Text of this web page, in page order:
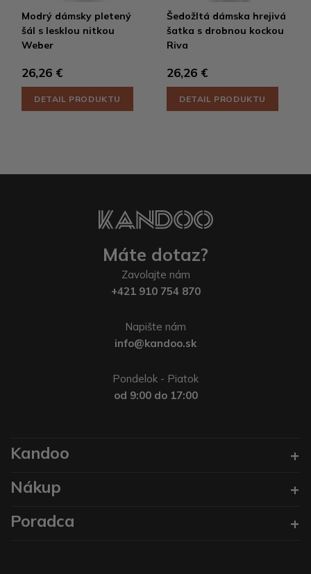
Modrý dámsky pletený
šál s lesklou nitkou
Weber
26,26 €
DETAIL PRODUKTU
Šedožltá dámska hrejivá
šatka s drobnou kockou
Riva
26,26 €
DETAIL PRODUKTU
Máte dotaz?
Zavolajte nám
+421 910 754 870
Napište nám
info@kandoo.sk
Pondelok - Piatok
od 9:00 do 17:00
Kandoo
Nákup
Poradca